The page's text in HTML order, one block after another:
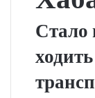
Стало